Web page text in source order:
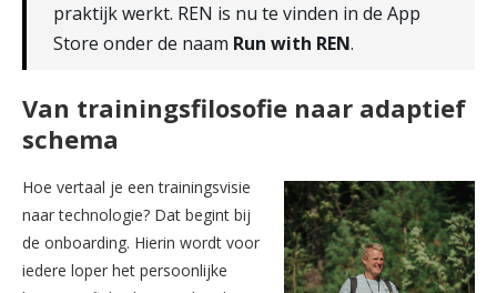
praktijk werkt. REN is nu te vinden in de App
Store onder de naam Run with REN.
Van trainingsfilosofie naar adaptief
schema
Hoe vertaal je een trainingsvisie
naar technologie? Dat begint bij
de onboarding. Hierin wordt voor
iedere loper het persoonlijke